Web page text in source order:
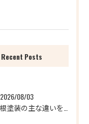
Recent Posts
2026/08/03